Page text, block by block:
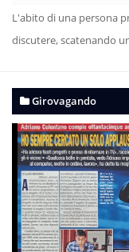
L'abito di una persona
discutere, scatenando
Girovagando